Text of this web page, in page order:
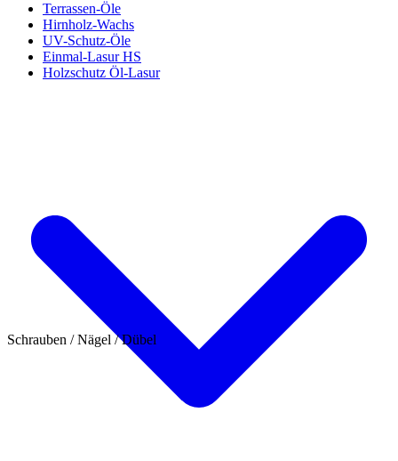
Terrassen-Öle
Hirnholz-Wachs
UV-Schutz-Öle
Einmal-Lasur HS
Holzschutz Öl-Lasur
Schrauben / Nägel / Dübel